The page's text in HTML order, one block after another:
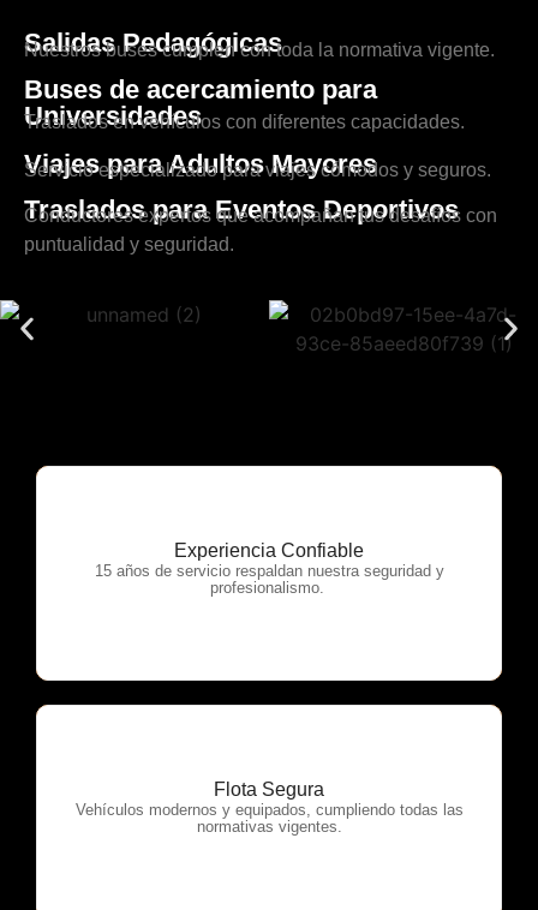
Salidas Pedagógicas
Nuestros buses cumplen con toda la normativa vigente.
Buses de acercamiento para
Universidades
Traslados en vehículos con diferentes capacidades.
Viajes para Adultos Mayores
Servicio especializado para viajes cómodos y seguros.
Traslados para Eventos Deportivos
Conductores expertos que acompañan tus desafíos con
puntualidad y seguridad.
Experiencia Confiable
15 años de servicio respaldan nuestra seguridad y
profesionalismo.
OTP Servicios
Flota Segura
Vehículos modernos y equipados, cumpliendo todas las
normativas vigentes.
OTP Servicios